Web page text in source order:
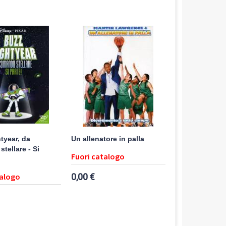
da
- Si
Un allenatore in palla
Fuori catalogo
0,00 €